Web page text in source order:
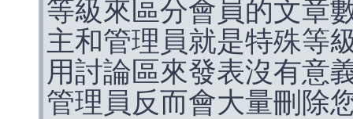
等級來區分會員的文章
主和管理員就是特殊等
用討論區來發表沒有意
管理員反而會大量刪除